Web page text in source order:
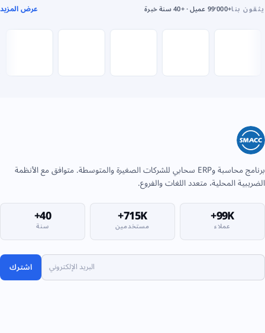
يثقون بنا+99٬000 عميل · +40 سنة خبرة عرض المزيد
برنامج محاسبة وERP سحابي للشركات الصغيرة والمتوسطة. متوافق مع الأنظمة
الضريبية المحلية، متعدد اللغات والفروع.
99K+
عملاء 715K+
مستخدمين 40+
سنة
اشترك